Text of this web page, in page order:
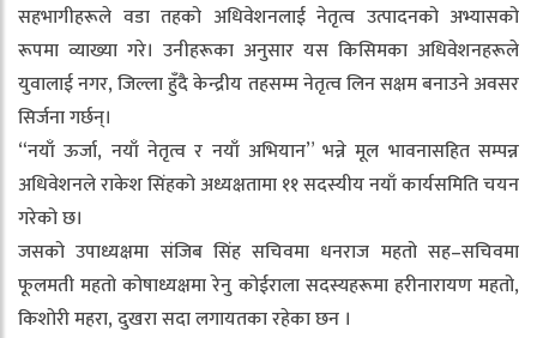
सहभागीहरूले वडा तहको अधिवेशनलाई नेतृत्व उत्पादनको अभ्यासको
रूपमा व्याख्या गरे। उनीहरूका अनुसार यस किसिमका अधिवेशनहरूले
युवालाई नगर, जिल्ला हुँदै केन्द्रीय तहसम्म नेतृत्व लिन सक्षम बनाउने अवसर
सिर्जना गर्छन्।
“नयाँ ऊर्जा, नयाँ नेतृत्व र नयाँ अभियान” भन्ने मूल भावनासहित सम्पन्न
अधिवेशनले राकेश सिंहको अध्यक्षतामा ११ सदस्यीय नयाँ कार्यसमिति चयन
गरेको छ।
जसको उपाध्यक्षमा संजिब सिंह सचिवमा धनराज महतो सह–सचिवमा
फूलमती महतो कोषाध्यक्षमा रेनु कोईराला सदस्यहरूमा हरीनारायण महतो,
किशोरी महरा, दुखरा सदा लगायतका रहेका छन ।